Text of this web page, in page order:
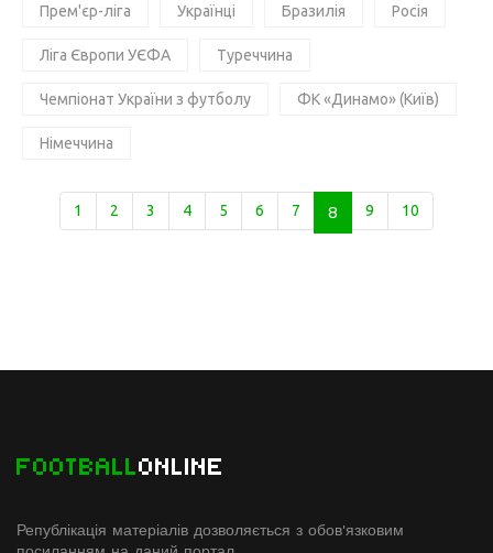
Прем'єр-ліга Українці Бразилія Росія
Ліга Європи УЄФА Туреччина
Чемпіонат України з футболу ФК «Динамо» (Київ)
Німеччина
1 2 3 4 5 6 7 8 9 10
FOOTBALLONLINE
Републікація матеріалів дозволяється з обов'язковим